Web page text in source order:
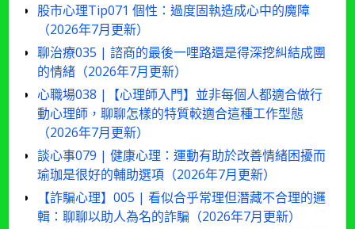
股市心理Tip071 個性：過度固執造成心中的魔障
（2026年7月更新）
聊治療035 | 諮商的最後一哩路還是得深挖糾結成團
的情緒（2026年7月更新）
心職場038 |【心理師入門】並非每個人都適合做行
動心理師，聊聊怎樣的特質較適合這種工作型態
（2026年7月更新）
談心事079 | 健康心理：運動有助於改善情緒困擾而
瑜珈是很好的輔助選項（2026年7月更新）
【詐騙心理】005 | 看似合乎常理但潛藏不合理的邏
輯：聊聊以助人為名的詐騙（2026年7月更新）